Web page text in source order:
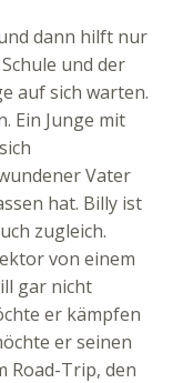
dann hilft nur
und der
auf sich warten.
Ein Junge mit
Vater
hat. Billy ist
zugleich.
von einem
gar nicht
er kämpfen
er seinen
Road-Trip, den